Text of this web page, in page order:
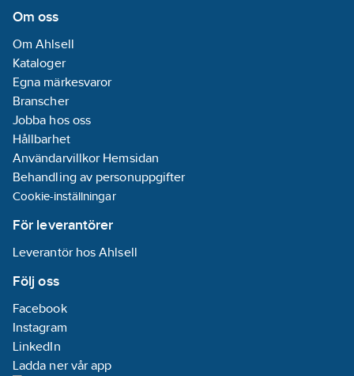
Om oss
Om Ahlsell
Kataloger
Egna märkesvaror
Branscher
Jobba hos oss
Hållbarhet
Användarvillkor Hemsidan
Behandling av personuppgifter
Cookie-inställningar
För leverantörer
Leverantör hos Ahlsell
Följ oss
Facebook
Instagram
LinkedIn
Ladda ner vår app